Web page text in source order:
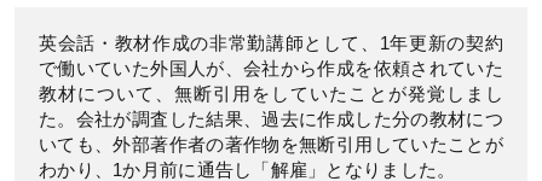
英会話・教材作成の非常勤講師として、1年更新の契約
で働いていた外国人が、会社から作成を依頼されていた
教材について、無断引用をしていたことが発覚しまし
た。会社が調査した結果、過去に作成した分の教材につ
いても、外部著作者の著作物を無断引用していたことが
わかり、1か月前に通告し「解雇」となりました。